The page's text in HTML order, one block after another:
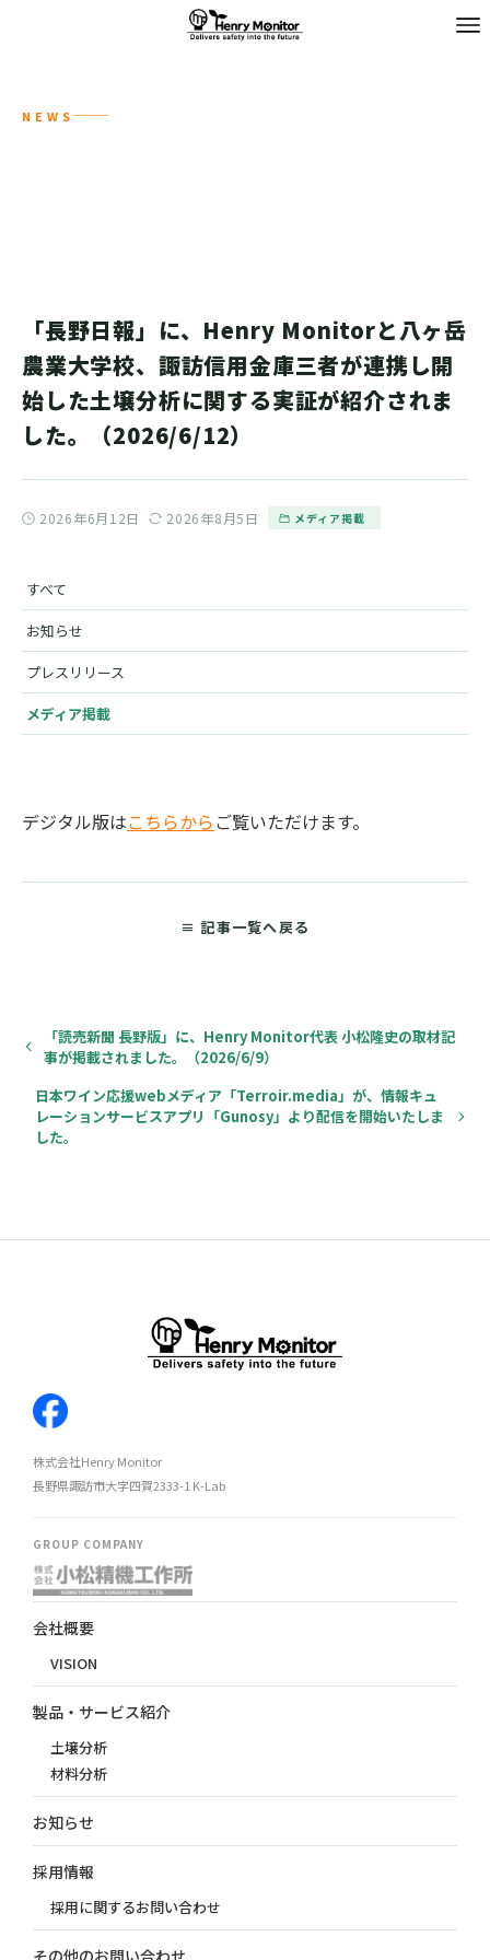
NEWS
「長野日報」に、Henry Monitorと八ヶ岳
農業大学校、諏訪信用金庫三者が連携し開
始した土壌分析に関する実証が紹介されま
した。（2026/6/12）
2026年6月12日 2026年8月5日 メディア掲載
すべて
お知らせ
プレスリリース
メディア掲載
デジタル版はこちらから ご覧いただけます。
≡ 記事一覧へ戻る
「読売新聞 長野版」に、Henry Monitor代表 小松隆史の取材記
事が掲載されました。（2026/6/9）
日本ワイン応援webメディア「Terroir.media」が、情報キュ
レーションサービスアプリ「Gunosy」より配信を開始いたしま
した。
株式会社Henry Monitor
長野県諏訪市大字四賀2333-1 K-Lab
GROUP COMPANY
会社概要
VISION
製品・サービス紹介
土壌分析
材料分析
お知らせ
採用情報
採用に関するお問い合わせ
その他のお問い合わせ